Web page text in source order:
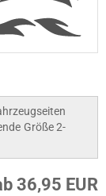
Größe 2-
36,95 EUR